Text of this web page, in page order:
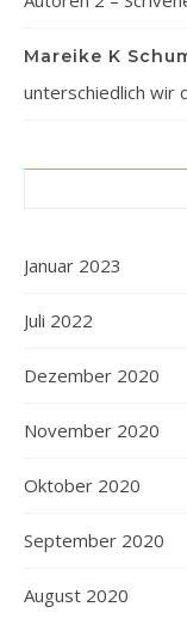
Mareike K
unterschiedlich wir
Januar 2023
Juli 2022
Dezember 2020
November 2020
Oktober 2020
September 2020
August 2020